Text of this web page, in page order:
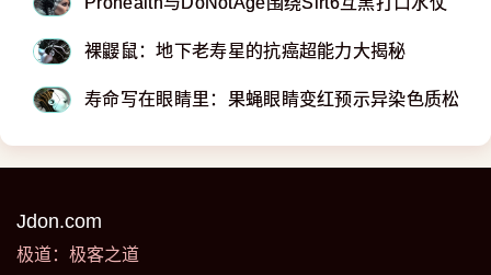
​​​​​​​裸鼹鼠：地下老寿星的抗癌超能力大揭秘
寿命写在眼睛里：果蝇眼睛变红预示异染色质松垮
Jdon.com
极道：极客之道